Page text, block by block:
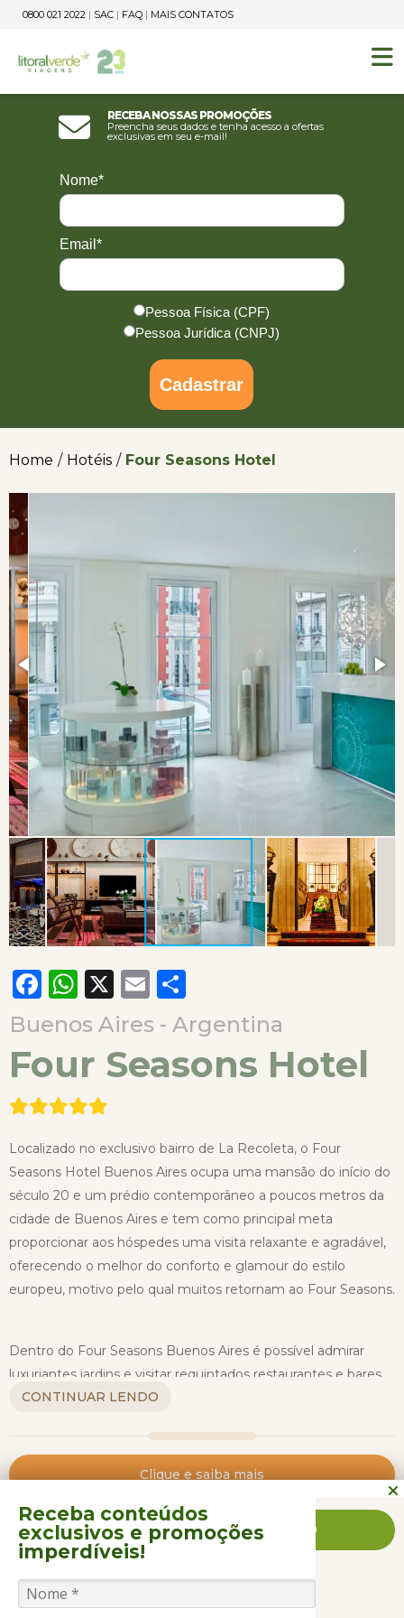
0800 021 2022 | SAC | FAQ | MAIS CONTATOS
Receba nossas promoções
Preencha seus dados e tenha acesso a ofertas
exclusivas em seu e-mail!
Nome*
Email*
Pessoa Física (CPF)
Pessoa Jurídica (CNPJ)
Cadastrar
Home / Hotéis / Four Seasons Hotel
Facebook
WhatsApp
X Email
Buenos Aires - Argentina
Four Seasons Hotel
Localizado no exclusivo bairro de La Recoleta, o Four
Seasons Hotel Buenos Aires ocupa uma mansão do início do
século 20 e um prédio contemporâneo a poucos metros da
cidade de Buenos Aires e tem como principal meta
proporcionar aos hóspedes uma visita relaxante e agradável,
oferecendo o melhor do conforto e glamour do estilo
europeu, motivo pelo qual muitos retornam ao Four Seasons.
Dentro do Four Seasons Buenos Aires é possível admirar
luxuriantes jardins e visitar requintados restaurantes e bares
gourmet são apenas uma parte daquilo que o torna o hotel
Os hóspedes também podem se refrescar na piscina exterior
de tratamentos de massagens do Spa, com base na linha de
produtos Capuccini Germain, que está à disposição.
Também é válido comentar que o Four Seasons oferece
comodidades como serviço de quarto, concierge, serviço de
CONTINUAR LENDO
Clique e saiba mais
FALE CONOSCO AGORA MESMO
GASTRONOMIA
Receba conteúdos
exclusivos e promoções
imperdíveis!